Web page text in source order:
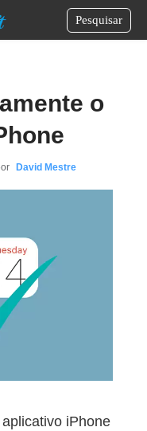
Pesquisar
o
David Mestre
iPhone